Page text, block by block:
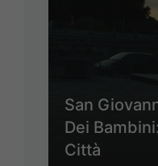
San
Dei
Città